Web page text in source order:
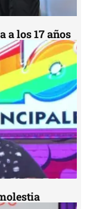
a los 17 años